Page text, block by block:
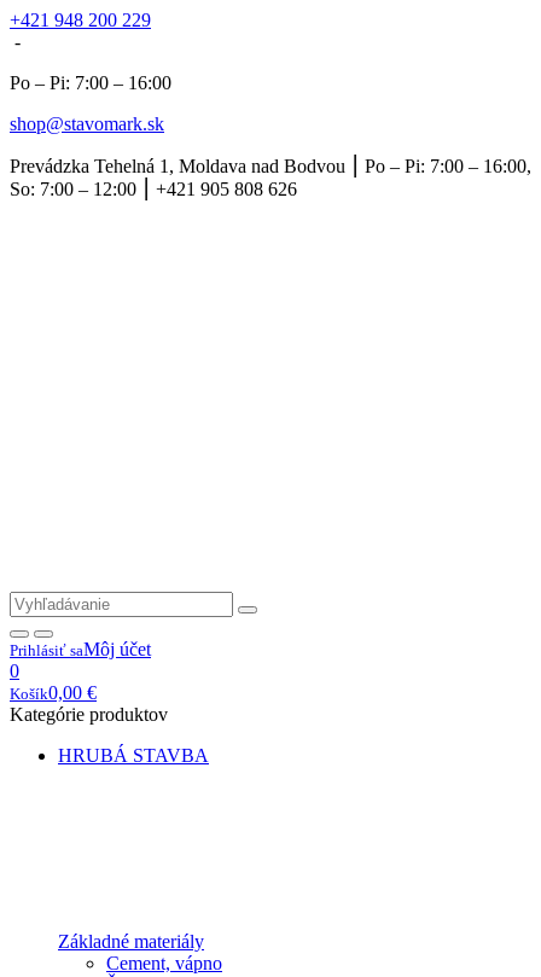
+421 948 200 229
-
Po – Pi: 7:00 – 16:00
shop@stavomark.sk
Prevádzka Tehelná 1, Moldava nad Bodvou ⎮ Po – Pi: 7:00 – 16:00,
So: 7:00 – 12:00 ⎮ +421 905 808 626
Prihlásiť saMôj účet
0
Košík0,00 €
Kategórie produktov
HRUBÁ STAVBA
Základné materiály
Cement, vápno